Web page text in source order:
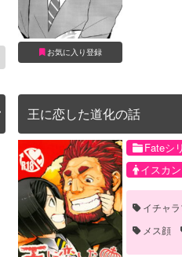
お気に入り登録
王に恋した道化の話
Fateシ
イスカ
イチャ
メス顔